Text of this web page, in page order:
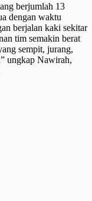
berjumlah 13
dengan waktu
berjalan kaki sekitar
tim semakin berat
sempit, jurang,
ungkap Nawirah,